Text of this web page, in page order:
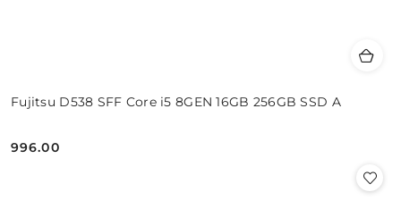
Fujitsu D538 SFF Core i5 8GEN 16GB 256GB SSD A
Cena:
996.00